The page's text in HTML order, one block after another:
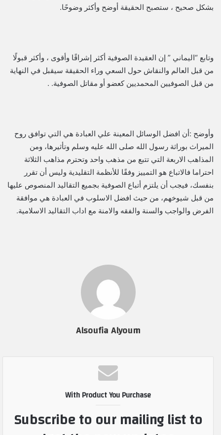
بشكل صحيح ، ستصبح الحقيقة أوضح وأكثر وضوحًا.
وتابع “اليماني ” إن العقيدة الصوفية أكثر إشراقًا وأقوى ، وأكثر قبولًا
من قبل العالم والنقاش حول السعي وراء الحقيقة سيقبل في النهاية
من قبل الصوفيين المحمديين كعضو أو مقاتل الصوفية. .
وأوضح :أن افضل الوسائل المعينة علي العبادة هي التي توافق روح
الميراث بوراثة رسول الله صلى الله عليه وسلم وتأثيرها، ومن
المذاهب الاربعة التي تتبع من مذهب واحد وتحترم مذاهب الثلاثة
احتراما فالاتباع هو التمييز وفقًا للأنظمة التقليدية وليس أن تقرر
بنفسك، فيجب أن يلتزم أتباع الصوفية بجميع التقاليد المنصوص عليها
من قبل شيوخهم، من حيث افضل الاسلوب في العبادة هي موافقة
الفرض والواجب والسنة والفقه والامنة مع اداب التقاليد الاسلامية.
Alsoufia Alyoum
With Product You Purchase
Subscribe to our mailing list to